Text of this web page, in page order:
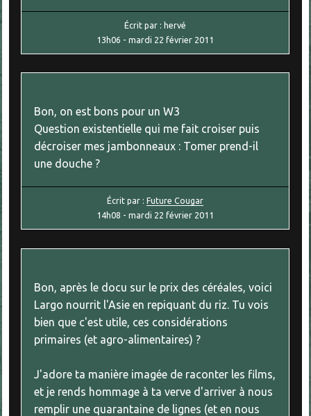
Écrit par :hervé
13h06 -mardi 22 février 2011
Bon, on est bons pour un W3
Question existentielle qui me fait croiser puis
décroiser mes jambonneaux : Tomer prend-il
une douche ?
Écrit par :Future Cougar
14h08 -mardi 22 février 2011
Bon, après le docu sur le prix des céréales, voici
Largo nourrit l'Asie en repiquant du riz. Tu vois
bien que c'est utile, ces considérations
primaires (et agro-alimentaires) ?
J'adore ta manière imagée de raconter les films,
et je rends hommage à ta verve d'arriver à nous
remplir une quarantaine de lignes (et en nous